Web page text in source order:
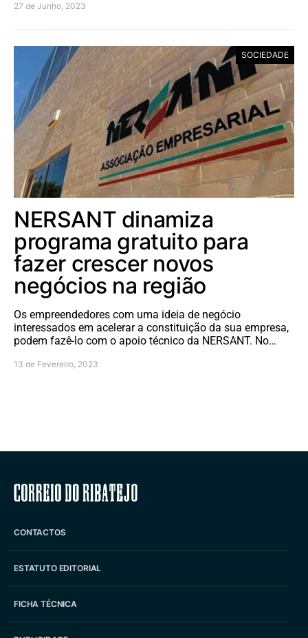
27 de Junho, 2023
SOCIEDADE
NERSANT dinamiza
programa gratuito para
fazer crescer novos
negócios na região
Os empreendedores com uma ideia de negócio
interessados em acelerar a constituição da sua empresa,
podem fazê-lo com o apoio técnico da NERSANT. No…
13 de Fevereiro, 2023
Correio do Ribatejo
CONTACTOS
ESTATUTO EDITORIAL
FICHA TÉCNICA